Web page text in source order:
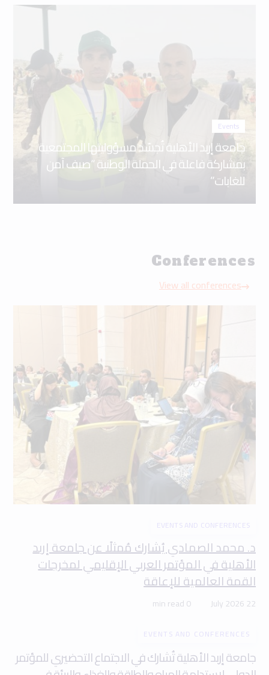
Events
جامعة إربد الأهلية تُجسّد مسؤوليتها المجتمعية
بمشاركة فاعلة في الحملة الوطنية “صيف آمن
للغابات”
Conferences
View all conferences
EVENTS AND CONFERENCES
د. محمد الصمادي يُشارك مُمثلًا عن جامعة إربد
الأهلية في المؤتمر العربي الإقليمي لمخرجات
القمة العالمية للإعاقة
22 July 2026
0 min read
EVENTS AND CONFERENCES
جامعة إربد الأهلية تُشارك في الاجتماع التحضيري للمؤتمر